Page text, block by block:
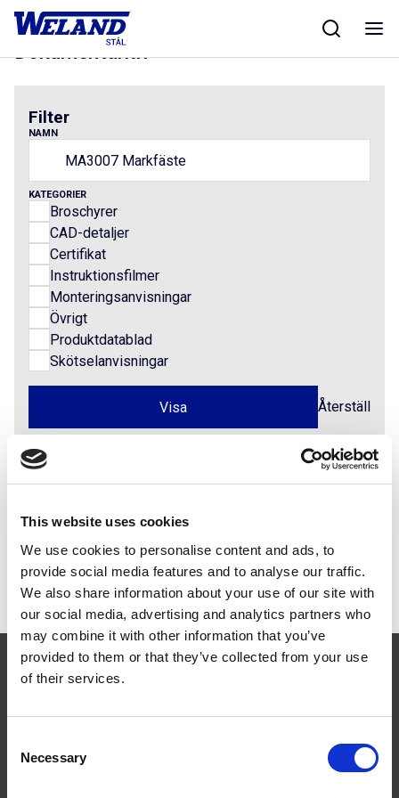
This website uses cookies
We use cookies to personalise content and ads, to
provide social media features and to analyse our traffic.
We also share information about your use of our site with
our social media, advertising and analytics partners who
may combine it with other information that you’ve
provided to them or that they’ve collected from your use
of their services.
Selection
Necessary
Skip
Hem/Results for MA3007 Markfäste
Dokumentarkiv
Filter
NAMN
KATEGORIER
Broschyrer
CAD-detaljer
Certifikat
Instruktionsfilmer
Monteringsanvisningar
Övrigt
Produktdatablad
Skötselanvisningar
Återställ
PDF Monteringsanvisningar
MA3007 Markfäste
Följ oss